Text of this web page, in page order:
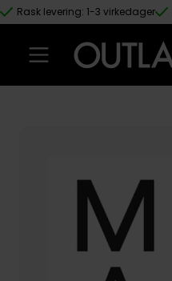
Hopp til hovedinnhold
Rask levering: 1-3 virkedager